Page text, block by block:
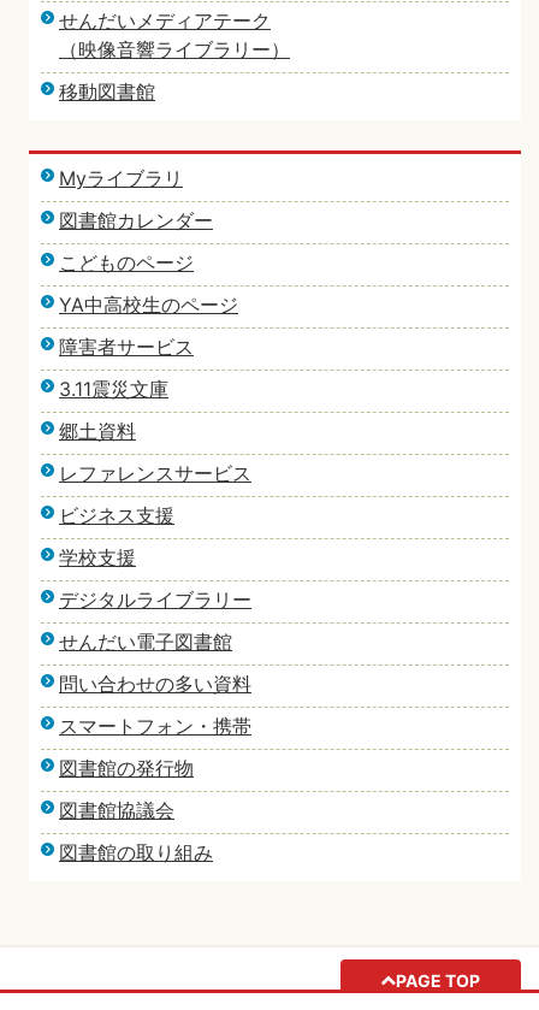
せんだいメディアテーク
（映像音響ライブラリー）
移動図書館
Myライブラリ
図書館カレンダー
こどものページ
YA中高校生のページ
障害者サービス
3.11震災文庫
郷土資料
レファレンスサービス
ビジネス支援
学校支援
デジタルライブラリー
せんだい電子図書館
問い合わせの多い資料
スマートフォン・携帯
図書館の発行物
図書館協議会
図書館の取り組み
PAGE TOP